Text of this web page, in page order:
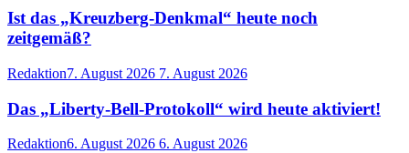
Ist das „Kreuzberg-Denkmal“ heute noch
zeitgemäß?
Redaktion7. August 2026 7. August 2026
Das „Liberty-Bell-Protokoll“ wird heute aktiviert!
Redaktion6. August 2026 6. August 2026